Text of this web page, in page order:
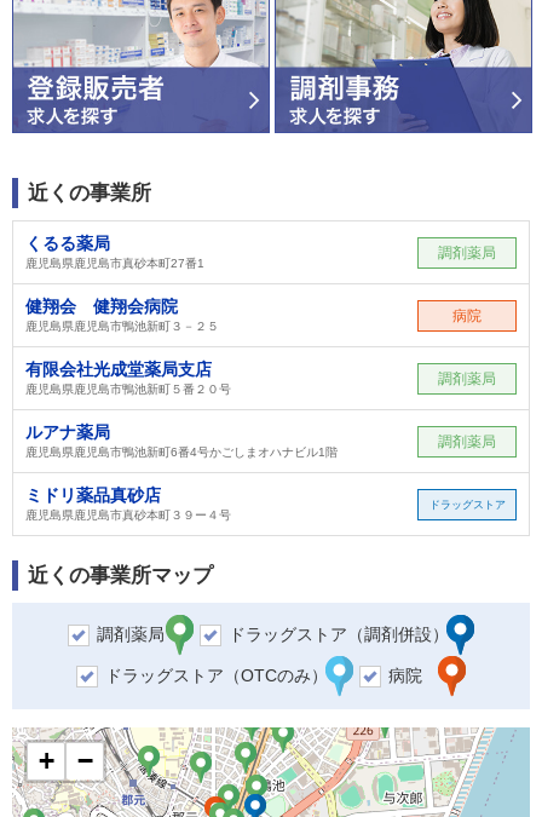
近くの事業所
くるる薬局
鹿児島県鹿児島市真砂本町27番1
調剤薬局
健翔会 健翔会病院
鹿児島県鹿児島市鴨池新町３－２５
病院
有限会社光成堂薬局支店
鹿児島県鹿児島市鴨池新町５番２０号
調剤薬局
ルアナ薬局
鹿児島県鹿児島市鴨池新町6番4号かごしまオハナビル1階
調剤薬局
ミドリ薬品真砂店
鹿児島県鹿児島市真砂本町３９ー４号
ドラッグストア
近くの事業所マップ
調剤薬局 ドラッグストア（調剤併設）
ドラッグストア（OTCのみ） 病院
+ −